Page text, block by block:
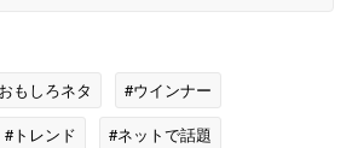
もしろネタ
#ウインナー
#トレンド #ネットで話題